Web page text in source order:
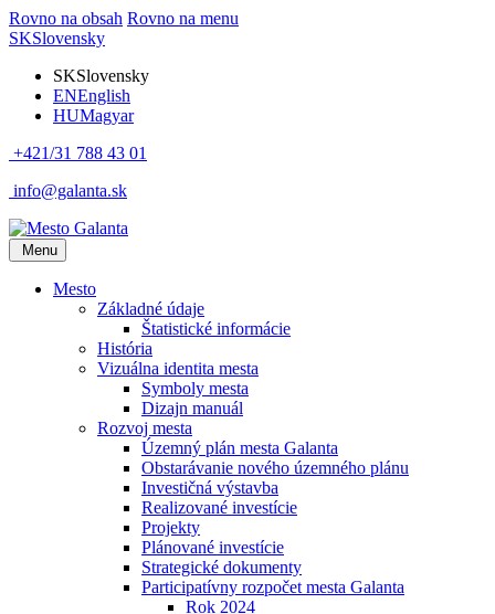
Rovno na obsah Rovno na menu
SKSlovensky
SKSlovensky
ENEnglish
HUMagyar
+421/31 788 43 01
info@galanta.sk
Menu
Mesto
Základné údaje
Štatistické informácie
História
Vizuálna identita mesta
Symboly mesta
Dizajn manuál
Rozvoj mesta
Územný plán mesta Galanta
Obstarávanie nového územného plánu
Investičná výstavba
Realizované investície
Projekty
Plánované investície
Strategické dokumenty
Participatívny rozpočet mesta Galanta
Rok 2024